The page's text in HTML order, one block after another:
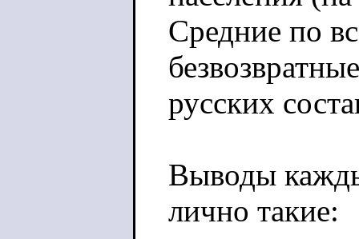
Средние по
русских
Выводы
лично такие: